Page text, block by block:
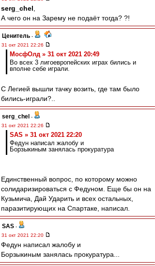
serg_chel
А чего он на Зарему не подаёт тогда? ?!
Ценитель -
31 окт 2021 22:26
МосфОлд » 31 окт 2021 20:49
Во всех 3 лигоевропейских играх бились и
вполне себе играли.
С Легией вышли тачку возить, где там было
бились-играли?..
serg_chel -
31 окт 2021 22:26
SAS » 31 окт 2021 22:20
Федун написал жалобу и
Борзыкиным занялась прокуратура
Единственный вопрос, по которому можно
солидаризироваться с Федуном. Еще бы он на
Кузьмича, Дай Ударить и всех остальных,
паразитирующих на Спартаке, написал.
SAS -
31 окт 2021 22:20
Федун написал жалобу и
Борзыкиным занялась прокуратура...